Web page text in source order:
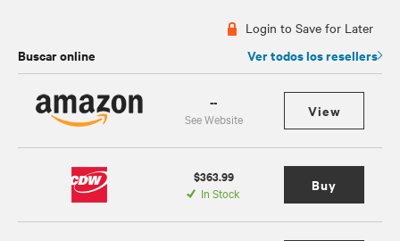
Login to Save for Later
Buscar online Ver todos los resellers
--
See Website View
$363.99
In Stock Buy